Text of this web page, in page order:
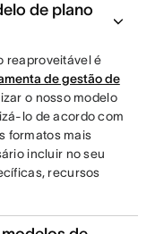
de plano
reaproveitável é
de gestão de
o nosso modelo
lo de acordo com
formatos mais
incluir no seu
recursos